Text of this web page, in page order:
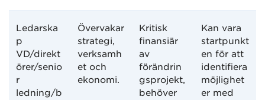
Ledarska
p
VD/direkt
örer/senio
r
ledning/b
Övervakar
strategi,
verksamh
et och
ekonomi.
Kritisk
finansiär
av
förändrin
gsprojekt,
behöver
Kan vara
startpunkt
en för att
identifiera
möjlighet
er med